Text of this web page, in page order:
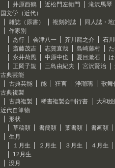
井原西鶴
近松門左衛門
滝沢馬琴
国文学（近代）
雑誌（原書）
複刻雑誌
同人誌・
作家別
あ行
会津八一 芥川龍之介
石
斎藤茂吉
志賀直哉 島崎藤村
永井荷風
中原中也 夏目漱石
正岡子規
三島由紀夫 宮沢賢治
古典芸能
古典芸能
能 狂言 浄瑠璃
歌舞
古典複製
古典複製
稀書複製会刊行書
大和
近代自筆物
形状
草稿類
書簡類 葉書類
書画類
生月
１月生
２月生 ３月生
４月生
12月生
没月